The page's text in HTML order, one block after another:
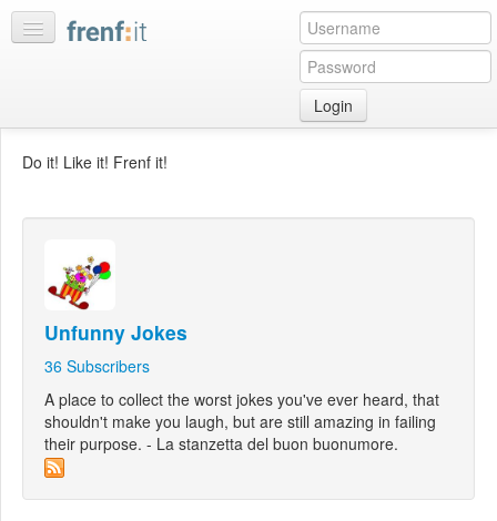
Login
discussions
Bookmarks
Best
:LISTS
Edit
:ROOMS
Do it! Like it! Frenf it!
Unfunny Jokes
36 Subscribers
A place to collect the worst jokes you've ever heard, that
shouldn't make you laugh, but are still amazing in failing
their purpose. - La stanzetta del buon buonumore.